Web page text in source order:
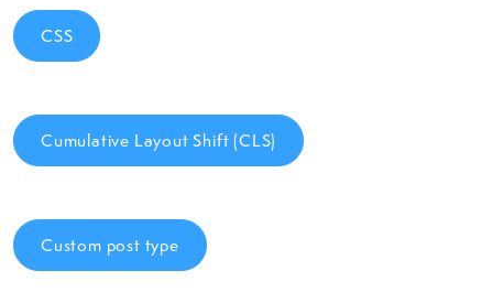
CSS
Cumulative Layout Shift (CLS)
Custom post type